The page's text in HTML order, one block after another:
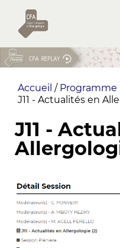
Accueil / Programme
J11 - Actualités en
J11 -